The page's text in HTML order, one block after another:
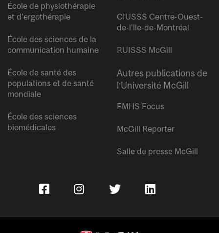
École de physiothérapie
et d’ergothérapie
École des sciences de la
communication humaine
École de santé des
populations et de santé
mondiale
École des sciences
biomédicales
CIUSSS Centre-Ouest-
de-l’île-de-Montréal
RUISSS McGill
Autres publications de
l’Université McGill
FMHS Focus
McGill Reporter
Salle de presse McGill